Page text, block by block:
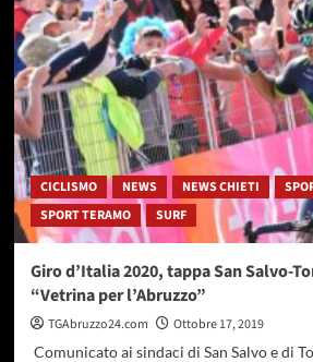
d’Italia
2020,
Tortoreto
si
prepara
alla
tappa
San
Salvo-
Tortoreto
CICLISMO NEWS NEWS CHIETI
SPORT TERAMO
SURF
Giro d’Italia 2020, tappa San Salvo-
“Vetrina per l’Abruzzo”
TGAbruzzo24.com
Ottobre 17, 2019
Comunicato ai sindaci di San Salvo e di